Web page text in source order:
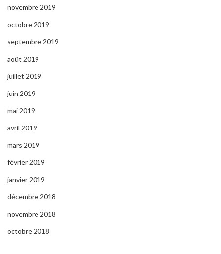
novembre 2019
octobre 2019
septembre 2019
août 2019
juillet 2019
juin 2019
mai 2019
avril 2019
mars 2019
février 2019
janvier 2019
décembre 2018
novembre 2018
octobre 2018